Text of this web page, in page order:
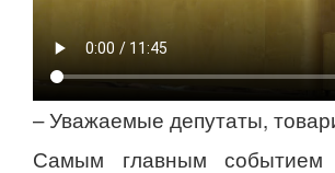
– Уважаемые депутаты,
Самым главным событием